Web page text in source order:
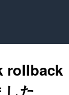
rollback
た